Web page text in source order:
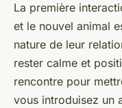
La première
et le nouvel animal
nature de leur
rester calme et
rencontre pour
vous introduisez un